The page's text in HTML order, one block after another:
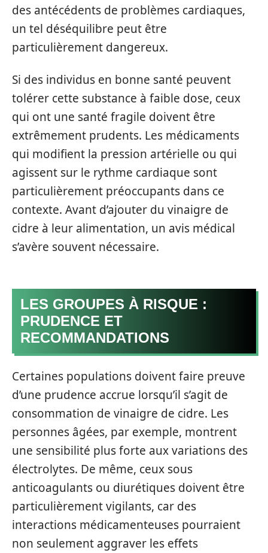
des antécédents de problèmes cardiaques,
un tel déséquilibre peut être
particulièrement dangereux.
Si des individus en bonne santé peuvent
tolérer cette substance à faible dose, ceux
qui ont une santé fragile doivent être
extrêmement prudents. Les médicaments
qui modifient la pression artérielle ou qui
agissent sur le rythme cardiaque sont
particulièrement préoccupants dans ce
contexte. Avant d’ajouter du vinaigre de
cidre à leur alimentation, un avis médical
s’avère souvent nécessaire.
LES GROUPES À RISQUE :
PRUDENCE ET
RECOMMANDATIONS
Certaines populations doivent faire preuve
d’une prudence accrue lorsqu’il s’agit de
consommation de vinaigre de cidre. Les
personnes âgées, par exemple, montrent
une sensibilité plus forte aux variations des
électrolytes. De même, ceux sous
anticoagulants ou diurétiques doivent être
particulièrement vigilants, car des
interactions médicamenteuses pourraient
non seulement aggraver les effets